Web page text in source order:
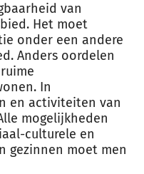
van
Het moet
onder een andere
Anders oordelen
In
en activiteiten van
mogelijkheden
culturele en
gezinnen moet men